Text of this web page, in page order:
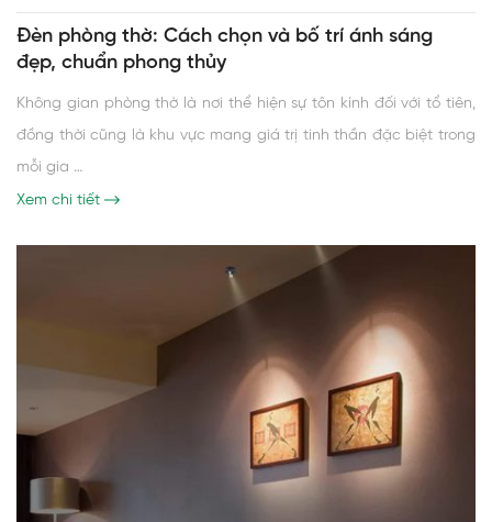
Đèn phòng thờ: Cách chọn và bố trí ánh sáng
đẹp, chuẩn phong thủy
Không gian phòng thờ là nơi thể hiện sự tôn kính đối với tổ tiên,
đồng thời cũng là khu vực mang giá trị tinh thần đặc biệt trong
mỗi gia …
Xem chi tiết